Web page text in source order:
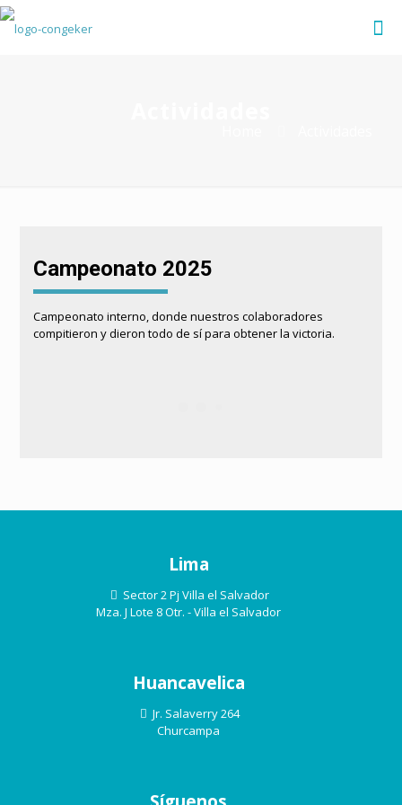
Campeonato 2025
Campeonato interno, donde nuestros colaboradores
compitieron y dieron todo de sí para obtener la victoria.
Lima
Sector 2 Pj Villa el Salvador
Mza. J Lote 8 Otr. - Villa el Salvador
Huancavelica
Jr. Salaverry 264
Churcampa